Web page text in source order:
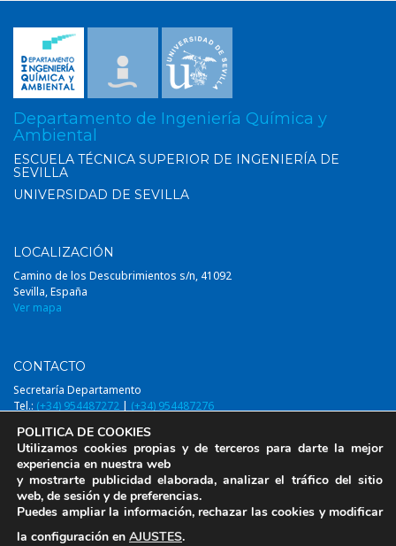
Departamento de Ingeniería Química y
Ambiental
ESCUELA TÉCNICA SUPERIOR DE INGENIERÍA DE
SEVILLA
UNIVERSIDAD DE SEVILLA
LOCALIZACIÓN
Camino de los Descubrimientos s/n, 41092
Sevilla, España
Ver mapa
CONTACTO
Secretaría Departamento
Tel.: (+34) 954487272 | (+34) 954487276
© 2014-2026, DIQAUS (Departamento Ingeniería Química y Ambiental,
Universidad de Sevilla)
Aviso Legal
POLITICA DE COOKIES
Utilizamos cookies propias y de terceros para darte la mejor
experiencia en nuestra web
y mostrarte publicidad elaborada, analizar el tráfico del sitio
web, de sesión y de preferencias.
Puedes ampliar la información, rechazar las cookies y modificar
la configuración en AJUSTES.